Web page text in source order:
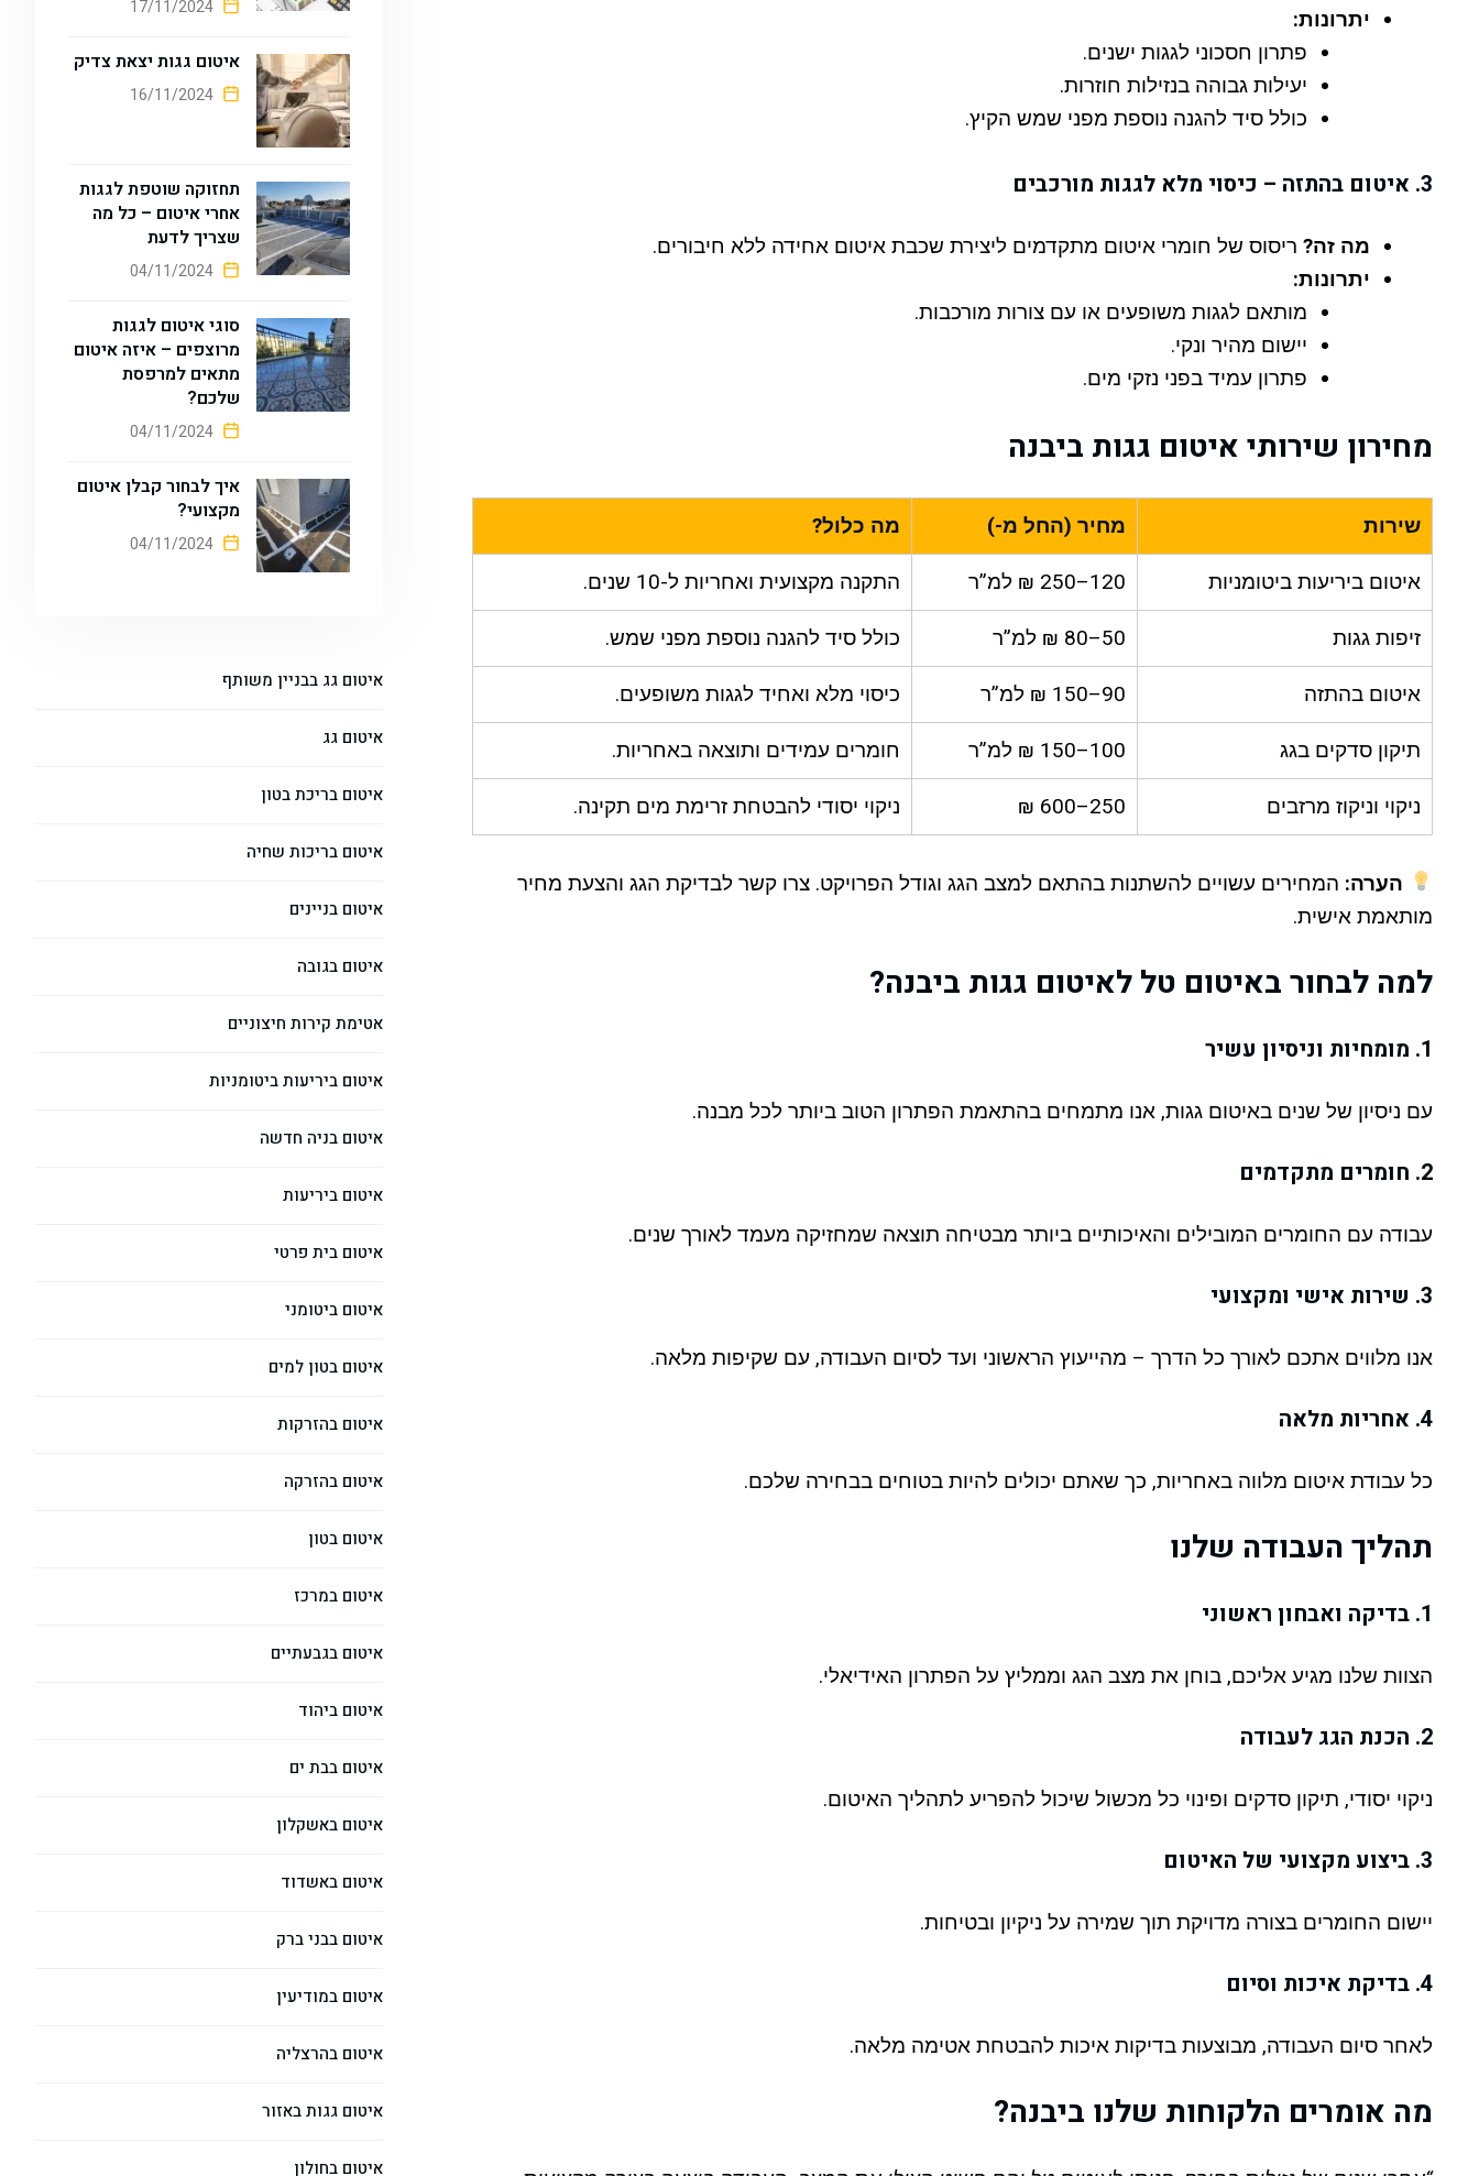
יתרונות:
פתרון חסכוני לגגות ישנים.
יעילות גבוהה בנזילות חוזרות.
כולל סיד להגנה נוספת מפני שמש הקיץ.
3. איטום בהתזה – כיסוי מלא לגגות מורכבים
מה זה? ריסוס של חומרי איטום מתקדמים ליצירת שכבת איטום אחידה ללא חיבורים.
יתרונות:
מותאם לגגות משופעים או עם צורות מורכבות.
יישום מהיר ונקי.
פתרון עמיד בפני נזקי מים.
מחירון שירותי איטום גגות ביבנה
שירות מחיר (החל מ-) מה כלול?
איטום ביריעות ביטומניות 120–250 ₪ למ”ר התקנה מקצועית ואחריות ל-10 שנים.
זיפות גגות 50–80 ₪ למ”ר כולל סיד להגנה נוספת מפני שמש.
איטום בהתזה 90–150 ₪ למ”ר כיסוי מלא ואחיד לגגות משופעים.
תיקון סדקים בגג 100–150 ₪ למ”ר חומרים עמידים ותוצאה באחריות.
ניקוי וניקוז מרזבים 250–600 ₪ ניקוי יסודי להבטחת זרימת מים תקינה.
הערה: המחירים עשויים להשתנות בהתאם למצב הגג וגודל הפרויקט. צרו קשר לבדיקת הגג והצעת מחיר
מותאמת אישית.
למה לבחור באיטום טל לאיטום גגות ביבנה?
1. מומחיות וניסיון עשיר
עם ניסיון של שנים באיטום גגות, אנו מתמחים בהתאמת הפתרון הטוב ביותר לכל מבנה.
2. חומרים מתקדמים
עבודה עם החומרים המובילים והאיכותיים ביותר מבטיחה תוצאה שמחזיקה מעמד לאורך שנים.
3. שירות אישי ומקצועי
אנו מלווים אתכם לאורך כל הדרך – מהייעוץ הראשוני ועד לסיום העבודה, עם שקיפות מלאה.
4. אחריות מלאה
כל עבודת איטום מלווה באחריות, כך שאתם יכולים להיות בטוחים בבחירה שלכם.
תהליך העבודה שלנו
1. בדיקה ואבחון ראשוני
הצוות שלנו מגיע אליכם, בוחן את מצב הגג וממליץ על הפתרון האידיאלי.
2. הכנת הגג לעבודה
ניקוי יסודי, תיקון סדקים ופינוי כל מכשול שיכול להפריע לתהליך האיטום.
3. ביצוע מקצועי של האיטום
יישום החומרים בצורה מדויקת תוך שמירה על ניקיון ובטיחות.
4. בדיקת איכות וסיום
לאחר סיום העבודה, מבוצעות בדיקות איכות להבטחת אטימה מלאה.
מה אומרים הלקוחות שלנו ביבנה?
איטום גגות יצאת צדיק
תחזוקה שוטפת לגגות
אחרי איטום – כל מה
שצריך לדעת
סוגי איטום לגגות
מרוצפים – איזה איטום
מתאים למרפסת
שלכם?
איך לבחור קבלן איטום
מקצועי?
איטום גג בבניין משותף
איטום גג
איטום בריכת בטון
איטום בריכות שחיה
איטום בניינים
איטום בגובה
אטימת קירות חיצוניים
איטום ביריעות ביטומניות
איטום בניה חדשה
איטום ביריעות
איטום בית פרטי
איטום ביטומני
איטום בטון למים
איטום בהזרקות
איטום בהזרקה
איטום בטון
איטום במרכז
איטום בגבעתיים
איטום ביהוד
איטום בבת ים
איטום באשקלון
איטום באשדוד
איטום בבני ברק
איטום במודיעין
איטום בהרצליה
איטום גגות באזור
איטום בחולון